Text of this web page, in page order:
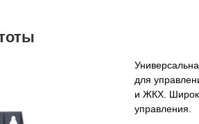
для
и ЖКХ.
управления.